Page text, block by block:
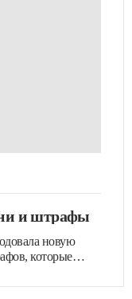
и штрафы
новую
которые